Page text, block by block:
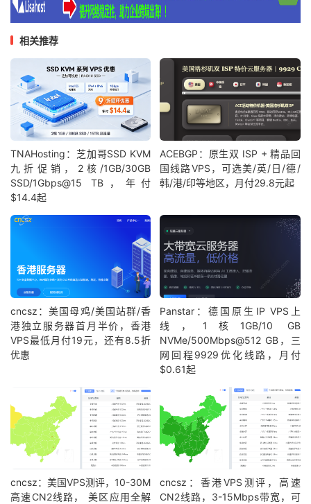
相关推荐
TNAHosting：芝加哥SSD KVM
九折促销，2核/1GB/30GB
SSD/1Gbps@15 TB，年付
$14.4起
ACEBGP：原生双 ISP + 精品回
国线路VPS，可选美/英/日/德/
韩/港/印等地区，月付29.8元起
cncsz：美国母鸡/美国站群/香
港独立服务器首月半价，香港
VPS最低月付19元，还有8.5折
优惠
Panstar：德国原生IP VPS上
线，1核1GB/10 GB
NVMe/500Mbps@512 GB，三
网回程9929优化线路，月付
$0.61起
cncsz：美国VPS测评，10-30M
高速CN2线路， 美区应用全解
cncsz：香港VPS测评，高速
CN2线路，3-15Mbps带宽，可